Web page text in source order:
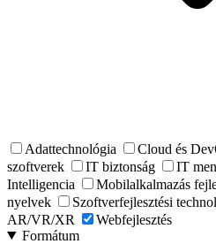
Adattechnológia Cloud és
szoftverek
IT biztonság IT
Intelligencia
Mobilalkalmazás
nyelvek
Szoftverfejlesztési
AR/VR/XR
Webfejlesztés
Formátum